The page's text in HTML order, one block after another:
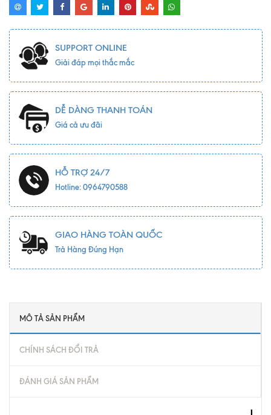
SUPPORT ONLINE
Giải đáp mọi thắc mắc
DỄ DÀNG THANH TOÁN
Giá cả ưu đãi
HỖ TRỢ 24/7
Hotline: 0964790588
GIAO HÀNG TOÀN QUỐC
Trả Hàng Đúng Hạn
MÔ TẢ SẢN PHẨM
CHÍNH SÁCH ĐỔI TRẢ
ĐÁNH GIÁ SẢN PHẨM